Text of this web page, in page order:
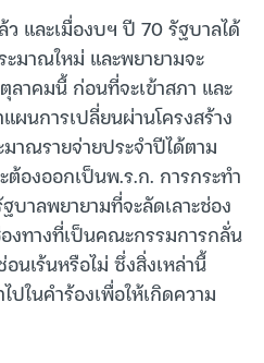
และเมื่องบฯ ปี 70 รัฐบาลได้
มาณใหม่ และพยายามจะ
าคมนี้ ก่อนที่จะเข้าสภา และ
ผนการเปลี่ยนผ่านโครงสร้าง
าณรายจ่ายประจำปีได้ตาม
องออกเป็นพ.ร.ก. การกระทำ
าลพยายามที่จะลัดเลาะช่อง
งทางที่เป็นคณะกรรมการกลั่น
นเร้นหรือไม่ ซึ่งสิ่งเหล่านี้
ปในคำร้องเพื่อให้เกิดความ